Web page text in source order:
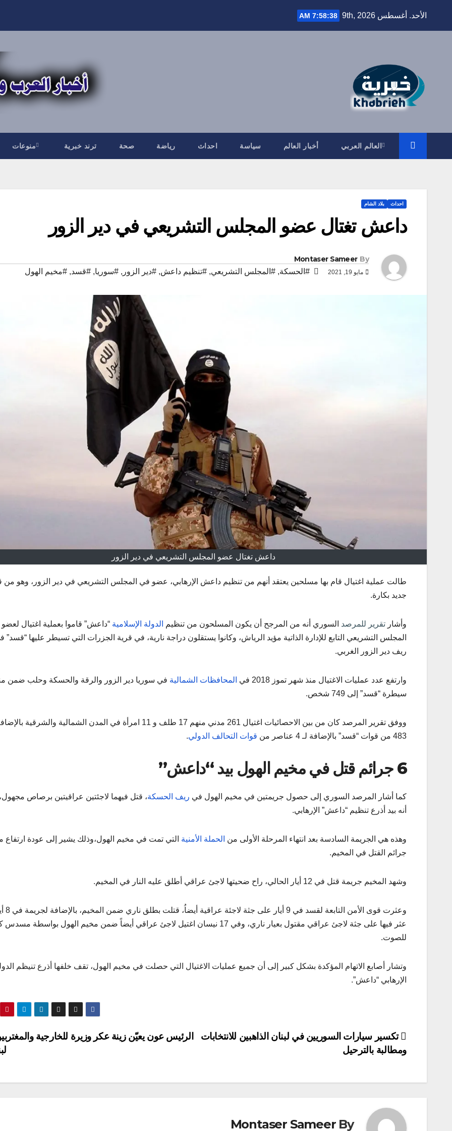
الأحد. أغسطس 9th, 2026 7:58:39 AM
العالم العربي أخبار العالم سياسة احداث رياضة صحة ترند خبرية منوعات
احداث بلاد الشام
داعش تغتال عضو المجلس التشريعي في دير الزور
By
Montaser Sameer
مايو 19, 2021 #الحسكة, #المجلس التشريعي, #تنظيم داعش, #دير الزور , #سوريا, #قسد, #مخيم الهول
داعش تغتال عضو المجلس التشريعي في دير الزور
طالت عملية اغتيال قام بها مسلحين يعتقد أنهم من تنظيم داعش الإرهابي، عضو في المجلس التشريعي في دير الزور، وهو من
جديد بكارة.
وأشار تقرير للمرصد السوري أنه من المرجح أن يكون المسلحون من تنظيم الدولة الإسلامية “داعش” قاموا بعملية اغتيال لعضو
المجلس التشريعي التابع للإدارة الذاتية مؤيد الرياش، وكانوا يستقلون دراجة نارية، في قرية الجزرات التي تسيطر عليها “قسد”
ريف دير الزور الغربي.
وارتفع عدد عمليات الاغتيال منذ شهر تموز 2018 في المحافظات الشمالية في سوريا دير الزور والرقة والحسكة وحلب ضمن
سيطرة “قسد” إلى 749 شخص.
ووفق تقرير المرصد كان من بين الاحصائيات اغتيال 261 مدني منهم 17 طلف و 11 امرأة في المدن الشمالية والشرقية
483 من قوات “قسد” بالإضافة لـ 4 عناصر من
قوات التحالف الدولي.
6 جرائم قتل في مخيم الهول بيد “داعش”
كما أشار المرصد السوري إلى حصول جريمتين في مخيم الهول في ريف الحسكة، قتل فيهما لاجئتين عراقيتين برصاص مجهول،
أنه بيد أذرع تنظيم “داعش” الإرهابي.
وهذه هي الجريمة السادسة بعد انتهاء المرحلة الأولى من الحملة ا لأمنية التي تمت في مخيم الهول،وذلك يشير إلى عودة ارتفاع
جرائم القتل في المخيم.
وشهد المخيم جريمة قتل في 12 أيار الحالي، راح ضحيتها لاجئ عراقي أطلق عليه النار في المخيم.
وعثرت قوى الأمن
عثر فيها على جثة لاجئ عراقي مقتول بعيار ناري، وفي 17 نيسان اغتيل لاجئ عراقي أيضاً ضمن مخيم الهول بواسطة
للصوت.
وتشار أصابع الاتهام المؤكدة بشكل كبير إلى أن جميع عمليات الاغتيال التي حصلت في مخيم الهول، تقف خلفها أذرع تنيظم
الإرهابي “داعش”.
تصفّح
المقالات
الرئيس عون يعيّن زينة عكر وزيرة للخارجية
تكسير سيارات السوريين في لبنان الذاهبين للانتخابات
ومطالبة بالترحيل
By
Montaser Sameer